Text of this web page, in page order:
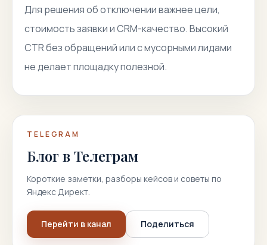
Для решения об отключении важнее цели,
стоимость заявки и CRM-качество. Высокий
CTR без обращений или с мусорными лидами
не делает площадку полезной.
TELEGRAM
Блог в Телеграм
Короткие заметки, разборы кейсов и советы по
Яндекс Директ.
Перейти в канал Поделиться